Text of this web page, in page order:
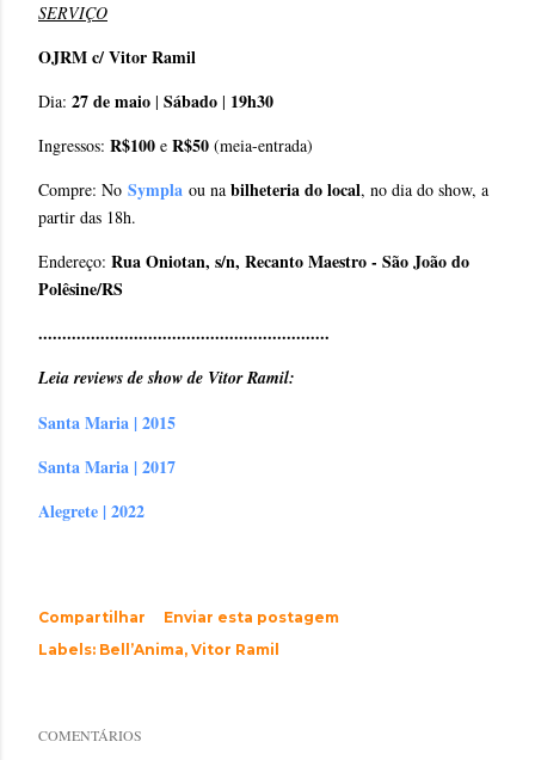
SERVIÇO
OJRM c/ Vitor Ramil
Dia: 27 de maio | Sábado | 19h30
Ingressos: R$100 e R$50 (meia-entrada)
Compre: No Sympla ou na bilheteria do local, no dia do show, a
partir das 18h.
Endereço: Rua Oniotan, s/n, Recanto Maestro - São João do
Polêsine/RS
.............................................................
Leia reviews de show de Vitor Ramil:
Santa Maria | 2015
Santa Maria | 2017
Alegrete | 2022
Compartilhar
Enviar esta postagem
Labels: Bell’Anima Vitor Ramil
COMENTÁRIOS